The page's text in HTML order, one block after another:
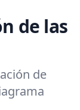
de las
de